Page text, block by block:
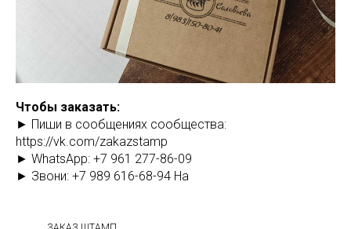
Чтобы заказать:
► Пиши в сообщениях сообщества:
https://vk.com/zakazstamp
► WhatsApp: +7 961 277-86-09
► Звони: +7 989 616-68-94 На